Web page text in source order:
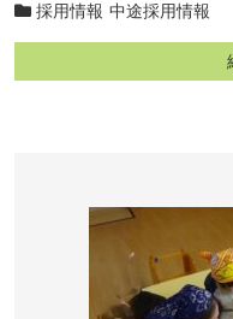
採用情報 中途採用情報